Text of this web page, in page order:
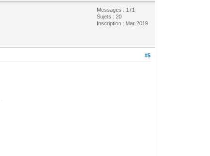
Messages : 171
Sujets : 20
Inscription : Mar 2019
#5